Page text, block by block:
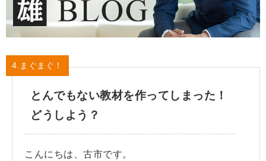
4.まぐまぐ！
とんでもない教材を作ってしまった！
どうしよう？
こんにちは、古市です。